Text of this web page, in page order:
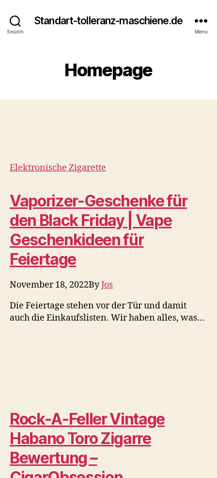
Search
Standart-tolleranz-maschiene.de
Menu
Homepage
Elektronische Zigarette
Vaporizer-Geschenke für
den Black Friday | Vape
Geschenkideen für
Feiertage
November 18, 2022ByJos
Die Feiertage stehen vor der Tür und damit
auch die Einkaufslisten. Wir haben alles, was…
Rock-A-Feller Vintage
Habano Toro Zigarre
Bewertung –